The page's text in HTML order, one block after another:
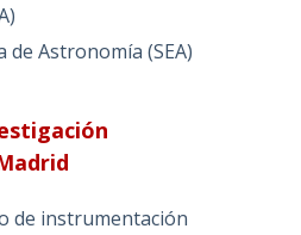
de Astronomía (SEA)
de instrumentación